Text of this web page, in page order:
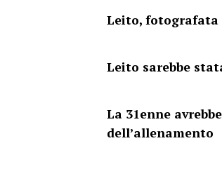
Leito, fotografata
Leito sarebbe
La 31enne
dell’allenamento